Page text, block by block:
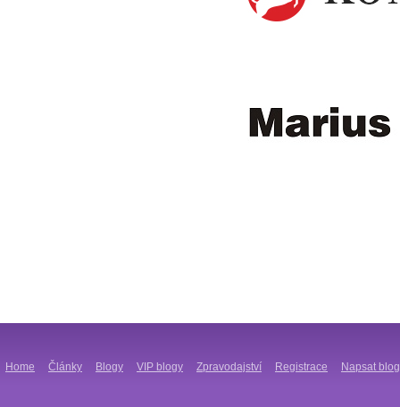
Home Články Blogy VIP blogy Zpravodajství Registrace Napsat blog